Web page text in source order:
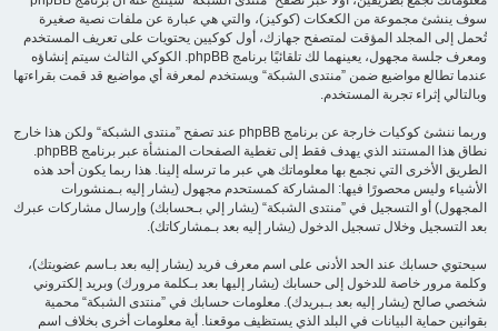
سوف ينشئ مجموعة من الكعكات (كوكيز)، والتي هي عبارة عن ملفات نصية صغيرة
تُحمل إلى المجلد المؤقت لمتصفح جهازك، أول كوكيين يحتويات على تعريف المستخدم
ومعرف جلسة مجهول، يعينهما لك تلقائيًا برنامج phpBB. الكوكي الثالث سيتم إنشاؤه
عندما تطالع مواضيع ضمن ”منتدى الشبكة“ ويستخدم لمعرفة أي مواضيع قد قمت بقراءتها
وبالتالي إثراء تجربة المستخدم.
وربما ننشئ كوكيات خارجة عن برنامج phpBB عند تصفح ”منتدى الشبكة“ ولكن هذا خارج
نطاق هذا المستند الذي يهدف فقط إلى تغطية الصفحات المنشأة عبر برنامج phpBB.
الطريق الأخرى التي نجمع بها معلوماتك هي عبر ما ترسله إلينا. هذا ربما يكون أحد هذه
الأشياء وليس محصورًا فيها: المشاركة كمستحدم مجهول (يشار إليه بـمنشورات
المجهول) أو التسجيل في ”منتدى الشبكة“ (يشار إلي بـحسابك) وإرسال مشاركات عبرك
بعد التسجيل وخلال تسجيل الدخول (يشار إليه بعد بـمشاركاتك).
سيحتوي حسابك عند الحد الأدنى على اسم معرف فريد (يشار إليه بعد بـاسم عضويتك)،
وكلمة مرور خاصة للدخول إلى حسابك (يشار إليها بعد بـكلمة مرورك) وبريد إلكتروني
شخصي صالح (يشار إليه بعد بـبريدك). معلومات حسابك في ”منتدى الشبكة“ محمية
بقوانين حماية البيانات في البلد الذي يستظيف موقعنا. أية معلومات أخرى بخلاف اسم